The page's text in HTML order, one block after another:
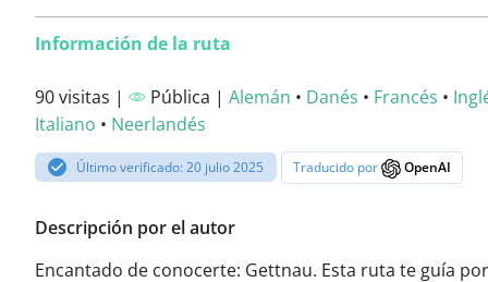
Información de la ruta
90 visitas | Pública | Alemán • Danés • Francés •
Italiano • Neerlandés
Último verificado: 20 julio 2025 Traducido por OpenAI
Descripción por el autor
Encantado de conocerte: Gettnau. Esta ruta te guía por